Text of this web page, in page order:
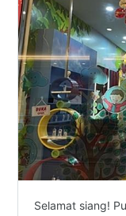
Selamat siang!